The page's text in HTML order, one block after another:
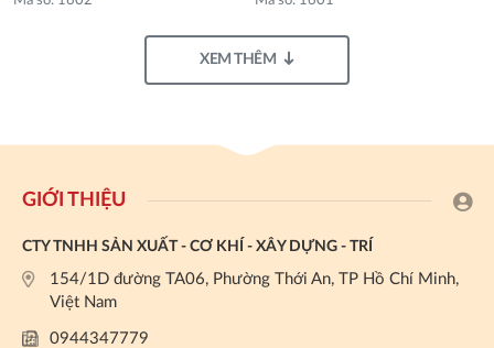
XEM THÊM
GIỚI THIỆU
CTY TNHH SẢN XUẤT - CƠ KHÍ - XÂY DỰNG - TRÍ
154/1D đường TA06, Phường Thới An, TP Hồ Chí Minh,
Việt Nam
0944347779